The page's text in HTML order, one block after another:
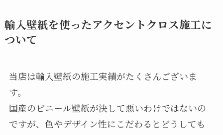
輸入壁紙を使ったアクセントクロス施工に
ついて
当店は輸入壁紙の施工実績がたくさんございま
す。
国産のビニール壁紙が決して悪いわけではないの
ですが、色やデザイン性にこだわるとどうしても